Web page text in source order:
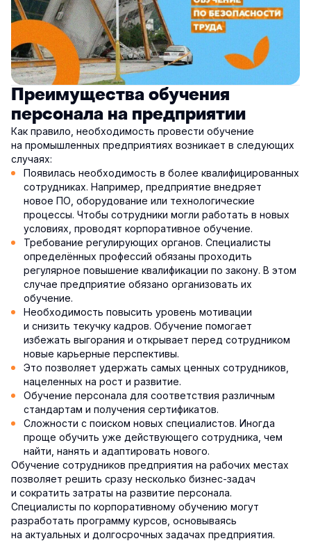
Преимущества обучения
персонала на предприятии
Как правило, необходимость провести обучение
на промышленных предприятиях возникает в следующих
случаях:
Появилась необходимость в более квалифицированных
сотрудниках. Например, предприятие внедряет
новое ПО, оборудование или технологические
процессы. Чтобы сотрудники могли работать в новых
условиях, проводят корпоративное обучение.
Требование регулирующих органов. Специалисты
определённых профессий обязаны проходить
регулярное повышение квалификации по закону. В этом
случае предприятие обязано организовать их
обучение.
Необходимость повысить уровень мотивации
и снизить текучку кадров. Обучение помогает
избежать выгорания и открывает перед сотрудником
новые карьерные перспективы.
Это позволяет удержать самых ценных сотрудников,
нацеленных на рост и развитие.
Обучение персонала для соответствия различным
стандартам и получения сертификатов.
Сложности с поиском новых специалистов. Иногда
проще обучить уже действующего сотрудника, чем
найти, нанять и адаптировать нового.
Обучение сотрудников предприятия на рабочих местах
позволяет решить сразу несколько бизнес-задач
и сократить затраты на развитие персонала.
Специалисты по корпоративному обучению могут
разработать программу курсов, основываясь
на актуальных и долгосрочных задачах предприятия.